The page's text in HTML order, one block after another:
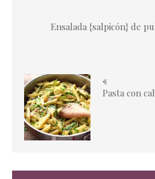
Ensalada {salpicón} de
«
Pasta con